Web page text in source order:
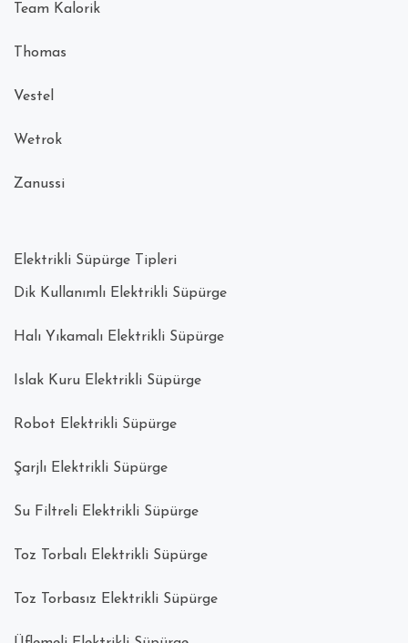
Team Kalorik
Thomas
Vestel
Wetrok
Zanussi
Elektrikli Süpürge Tipleri
Dik Kullanımlı Elektrikli Süpürge
Halı Yıkamalı Elektrikli Süpürge
Islak Kuru Elektrikli Süpürge
Robot Elektrikli Süpürge
Şarjlı Elektrikli Süpürge
Su Filtreli Elektrikli Süpürge
Toz Torbalı Elektrikli Süpürge
Toz Torbasız Elektrikli Süpürge